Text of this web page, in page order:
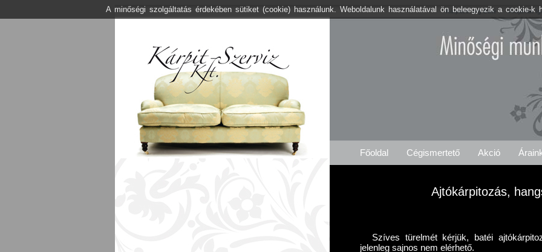
Kárpitos .org Baté Árajánlat
Főoldal Cégismertető Akció
Ajtókárpitozás,
Szíves türelmét kérjük, batéi
jelenleg sajnos nem elérhető.
A minőségi szolgáltatás érdekében sütiket (cookie) használunk. Weboldalunk használatával ön beleegyezik a cookie-k